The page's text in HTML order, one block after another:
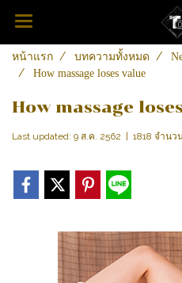
หน้าแรก บทความทั้งหมด
How massage loses value
How massage
Last updated: 9 ส.ค. 2562 1818 จำนว